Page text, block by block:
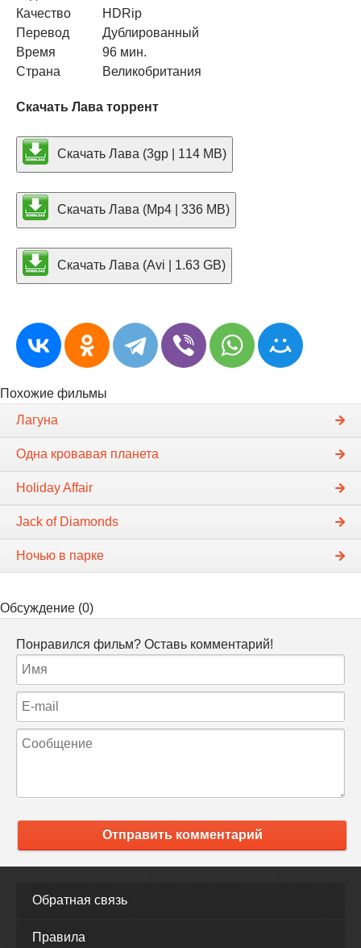
Качество
HDRip
Перевод
Дублированный
Время
96 мин.
Страна
Великобритания
Скачать Лава торрент
Скачать Лава (3gp | 114 MB)
Скачать Лава (Mp4 | 336 MB)
Скачать Лава (Avi | 1.63 GB)
Похожие фильмы
Лагуна
Одна кровавая планета
Holiday Affair
Jack of Diamonds
Ночью в парке
Обсуждение (0)
Понравился фильм? Оставь комментарий!
Отправить комментарий
Обратная связь
Правила